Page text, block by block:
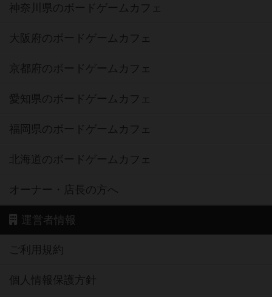
神奈川県のボードゲームカフェ
大阪府のボードゲームカフェ
京都府のボードゲームカフェ
愛知県のボードゲームカフェ
福岡県のボードゲームカフェ
北海道のボードゲームカフェ
オーナー・店長の方へ
運営者情報
ご利用規約
個人情報保護方針